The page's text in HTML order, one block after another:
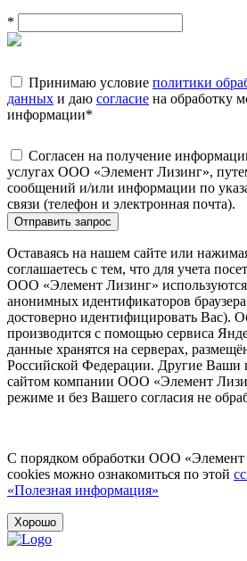
*
Принимаю условие политики
данных и даю согласие на обработку
информации*
Согласен на получение
услугах ООО «Элемент Лизинг»,
сообщений и/или информации по
связи (телефон и электронная почта).
Отправить запрос
Оставаясь на нашем сайте или
соглашаетесь с тем, что для учета
ООО «Элемент Лизинг» используются
анонимных идентификаторов
достоверно идентифицировать Вас).
производится с помощью сервиса
данные хранятся на серверах,
Российской Федерации. Другие Ваши
сайтом компании ООО «Элемент
режиме и без Вашего согласия не
С порядком обработки ООО «Элемент
cookies можно ознакомиться по этой
«Полезная информация»
Хорошо